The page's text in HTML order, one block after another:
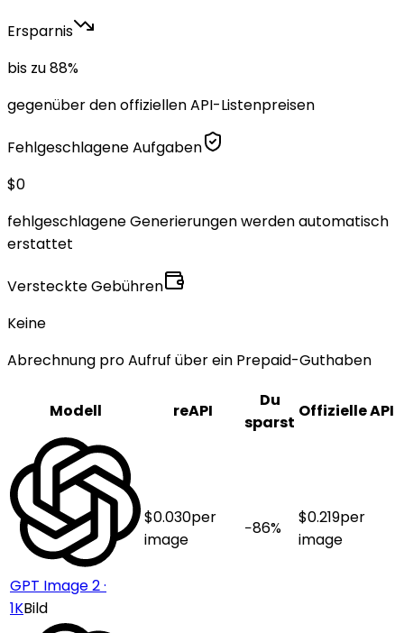
Ersparnis
bis zu 88%
gegenüber den offiziellen API-Listenpreisen
Fehlgeschlagene Aufgaben
$0
fehlgeschlagene Generierungen werden automatisch
erstattet
Versteckte Gebühren
Keine
Abrechnung pro Aufruf über ein Prepaid-Guthaben
Modell reAPI
Du
sparst
Offizielle API
GPT Image 2 ·
1KBild
$0.030per
image
−86%
$0.219per
image